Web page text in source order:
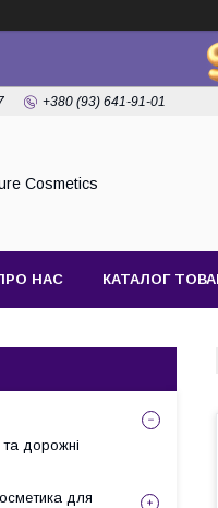
+380 (93) 641-91-01
Cosmetics
НАС КАТАЛОГ
дорожні
для